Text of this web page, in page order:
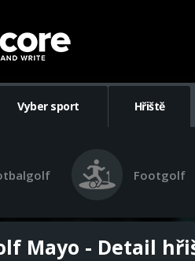
Vyber sport Hřiště
Footgolf
Mayo - Detail